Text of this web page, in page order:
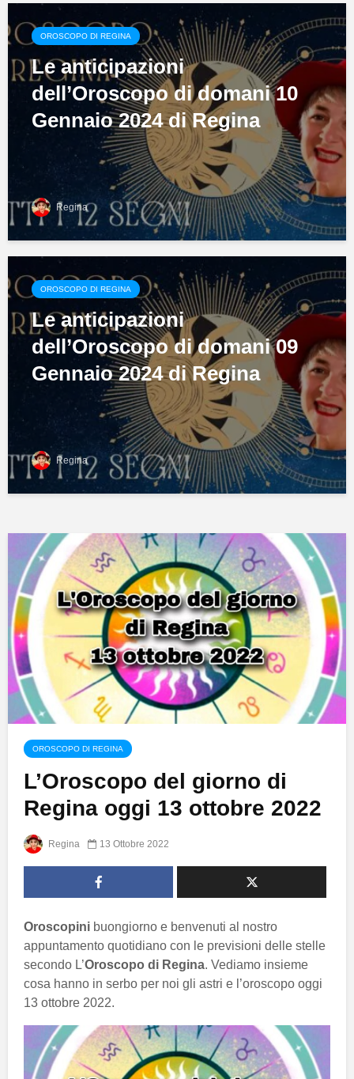
OROSCOPO DI REGINA
Le anticipazioni
dell’Oroscopo di domani 10
Gennaio 2024 di Regina
Regina
OROSCOPO DI REGINA
Le anticipazioni
dell’Oroscopo di domani 09
Gennaio 2024 di Regina
Regina
OROSCOPO DI REGINA
L’Oroscopo del giorno di
Regina oggi 13 ottobre 2022
Regina 13 Ottobre 2022
Oroscopini buongiorno e benvenuti al nostro
appuntamento quotidiano con le previsioni delle stelle
secondo L’Oroscopo di Regina. Vediamo insieme
cosa hanno in serbo per noi gli astri e l’oroscopo oggi
13 ottobre 2022.